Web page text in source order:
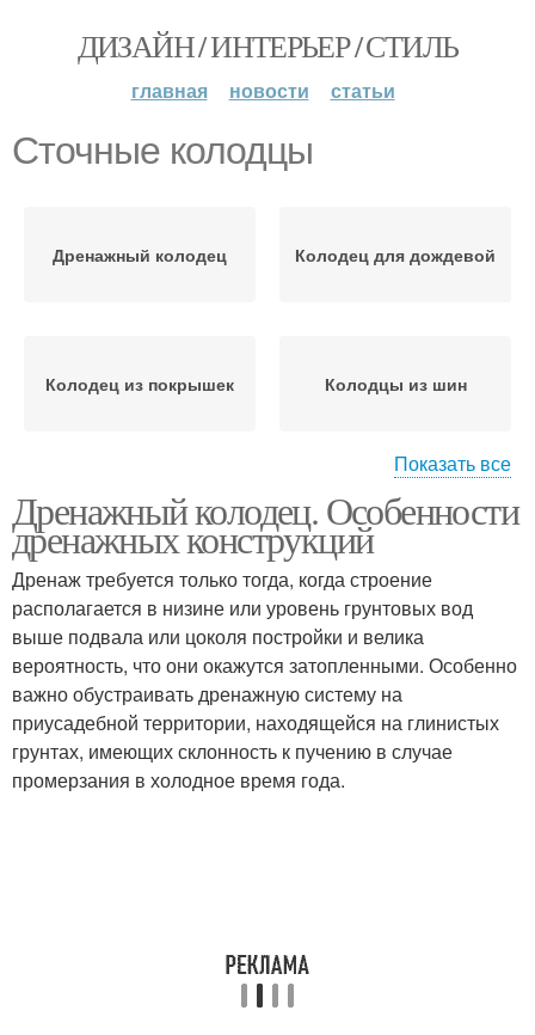
ДИЗАЙН / ИНТЕРЬЕР / СТИЛЬ
главная новости статьи
Сточные колодцы
Дренажный колодец Колодец для дождевой
Колодец из покрышек Колодцы из шин
Колодец для ливневой
канализации
Колодец для септика
Колодец для отведения
Показать все
Дренажный колодец. Особенности
дренажных конструкций
Дренаж требуется только тогда, когда строение
располагается в низине или уровень грунтовых вод
выше подвала или цоколя постройки и велика
вероятность, что они окажутся затопленными. Особенно
важно обустраивать дренажную систему на
приусадебной территории, находящейся на глинистых
грунтах, имеющих склонность к пучению в случае
промерзания в холодное время года.